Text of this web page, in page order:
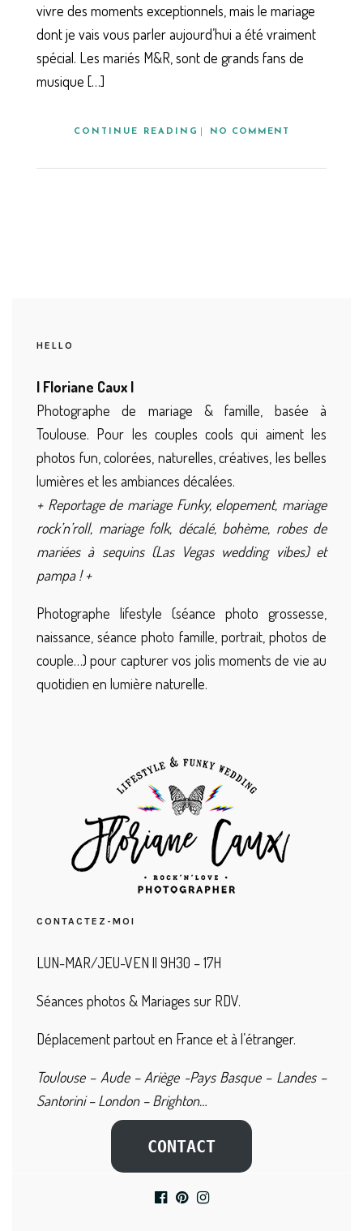
vivre des moments exceptionnels, mais le mariage
dont je vais vous parler aujourd’hui a été vraiment
spécial. Les mariés M&R, sont de grands fans de
musique […]
CONTINUE READING NO COMMENT
HELLO
| Floriane Caux |
Photographe de mariage & famille, basée à
Toulouse. Pour les couples cools qui aiment les
photos fun, colorées, naturelles, créatives, les belles
lumières et les ambiances décalées.
+ Reportage de mariage Funky, elopement, mariage
rock’n’roll, mariage folk, décalé, bohème, robes de
mariées à sequins (Las Vegas wedding vibes) et
pampa ! +
Photographe lifestyle (séance photo grossesse,
naissance, séance photo famille, portrait, photos de
couple…) pour capturer vos jolis moments de vie au
quotidien en lumière naturelle.
CONTACTEZ-MOI
LUN-MAR/JEU-VEN || 9H30 – 17H
Séances photos & Mariages sur RDV.
Déplacement partout en France et à l’étranger.
Toulouse – Aude – Ariège -Pays Basque – Landes –
Santorini – London – Brighton…
CONTACT